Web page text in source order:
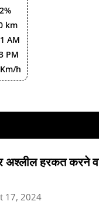
h
km
AM
PM
अश्लील हरकत करने
17, 2024